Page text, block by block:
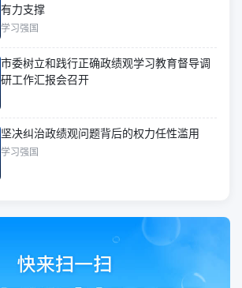
有力支撑
学习强国
市委树立和践行正确政绩观学习教育督导调
研工作汇报会召开
坚决纠治政绩观问题背后的权力任性滥用
学习强国